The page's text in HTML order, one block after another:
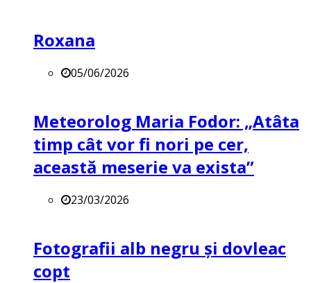
Roxana
05/06/2026
Meteorolog Maria Fodor: „Atâta
timp cât vor fi nori pe cer,
această meserie va exista”
23/03/2026
Fotografii alb negru și dovleac
copt